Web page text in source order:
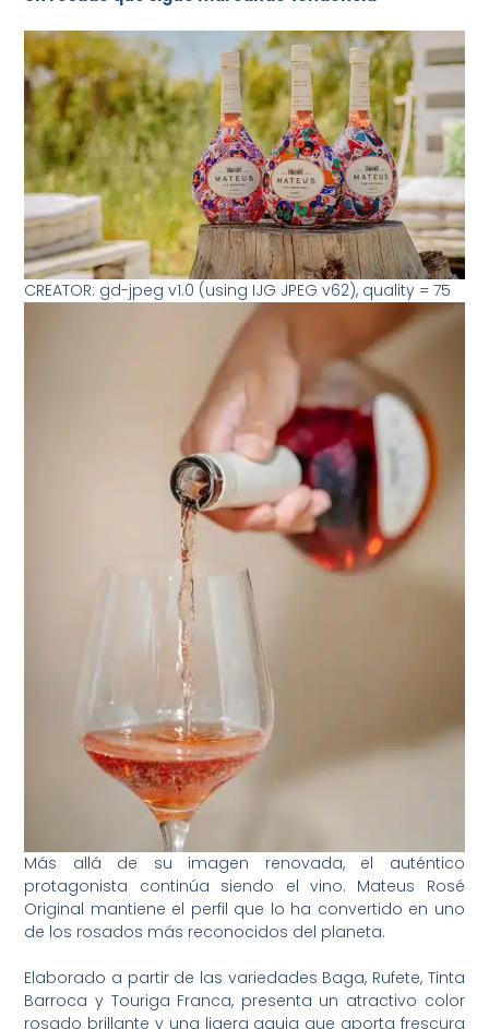
CREATOR: gd-jpeg v1.0 (using IJG JPEG v62), quality = 75
Más allá de su imagen renovada, el auténtico
protagonista continúa siendo el vino. Mateus Rosé
Original mantiene el perfil que lo ha convertido en uno
de los rosados más reconocidos del planeta.
Elaborado a partir de las variedades Baga, Rufete, Tinta
Barroca y Touriga Franca, presenta un atractivo color
rosado brillante y una ligera aguja que aporta frescura